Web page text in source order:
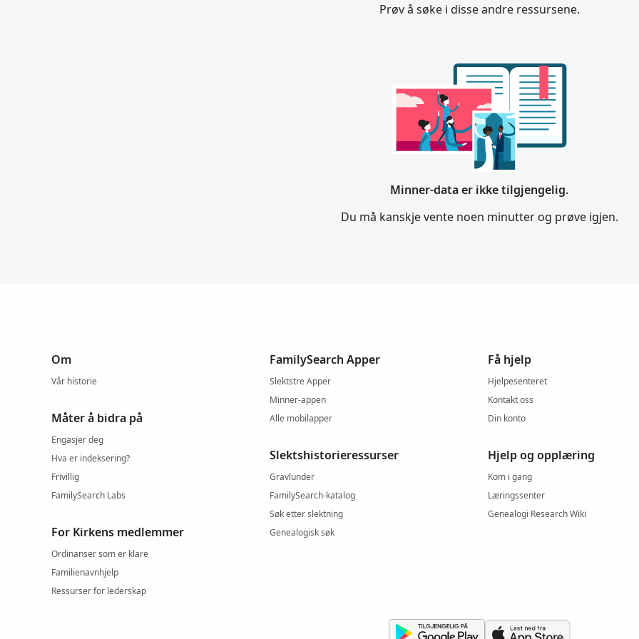
Prøv å søke i disse andre ressursene.
Minner-data er ikke tilgjengelig.
Du må kanskje vente noen minutter og prøve igjen.
Om
Vår historie
Måter å bidra på
Engasjer deg
Hva er indeksering?
Frivillig
FamilySearch Labs
For Kirkens medlemmer
Ordinanser som er klare
Familienavnhjelp
Ressurser for lederskap
FamilySearch Apper
Slektstre Apper
Minner-appen
Alle mobilapper
Slektshistorieressurser
Gravlunder
FamilySearch-katalog
Søk etter slektning
Genealogisk søk
Få hjelp
Hjelpesenteret
Kontakt oss
Din konto
Hjelp og opplæring
Kom i gang
Læringssenter
Genealogi Research Wiki